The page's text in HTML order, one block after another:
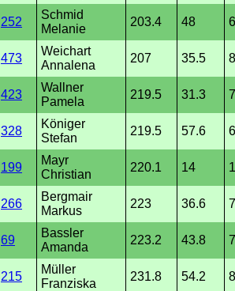
252
Schmid
Melanie
203.4 48
473
Weichart
Annalena
207 35.5
423
Wallner
Pamela
219.5 31.3
328
Königer
Stefan
219.5 57.6
199
Mayr
Christian
220.1 14
266
Bergmair
Markus
223 36.6
69
Bassler
Amanda
223.2 43.8
215
Müller
Franziska
231.8 54.2